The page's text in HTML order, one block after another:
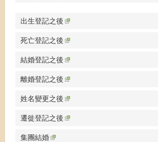
出生登記之後
死亡登記之後
結婚登記之後
離婚登記之後
姓名變更之後
遷徙登記之後
集團結婚